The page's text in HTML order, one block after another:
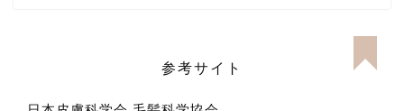
参考サイト